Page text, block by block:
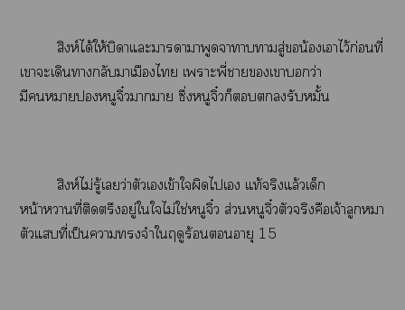
สิงห์ได้ให้บิดาแะาาาพูดจาาาสู่ขอน้เาไว้ก่อนที่
เาะเดินากลับาเมืองไ เาะพี่าเาว่า
มีาหนูจิ๋วาา ซึ่งหนูจิ๋วก็รับหมั้น
สิงห์ไม่รู้เว่าตัวเเข้าใผิดไเ แท้จริงแล้วเด็ก
หน้าาที่ติดตรึงอยู่ใใไม่ใช่หนูจิ๋ว ส่วนหนูจิ๋วตัวจริงคือเจ้าลูกหมา
ตัวแที่เป็นาจำใฤดูร้อนอายุ 15